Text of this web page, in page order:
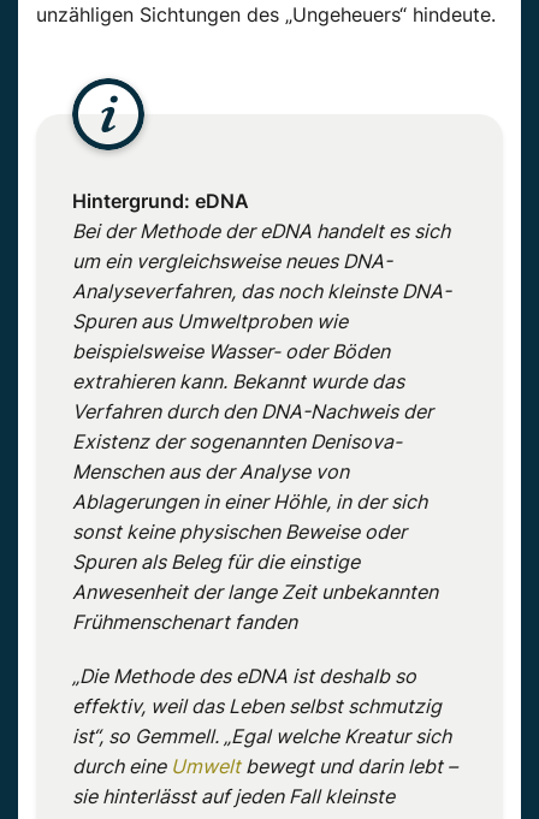
unzähligen Sichtungen des „Ungeheuers“ hindeute.
Hintergrund: eDNA
Bei der Methode der eDNA handelt es sich
um ein vergleichsweise neues DNA-
Analyseverfahren, das noch kleinste DNA-
Spuren aus Umweltproben wie
beispielsweise Wasser- oder Böden
extrahieren kann. Bekannt wurde das
Verfahren durch den DNA-Nachweis der
Existenz der sogenannten Denisova-
Menschen aus der Analyse von
Ablagerungen in einer Höhle, in der sich
sonst keine physischen Beweise oder
Spuren als Beleg für die einstige
Anwesenheit der lange Zeit unbekannten
Frühmenschenart fanden
„Die Methode des eDNA ist deshalb so
effektiv, weil das Leben selbst schmutzig
ist“, so Gemmell. „Egal welche Kreatur sich
durch eine Umweltbewegt und darin lebt –
sie hinterlässt auf jeden Fall kleinste